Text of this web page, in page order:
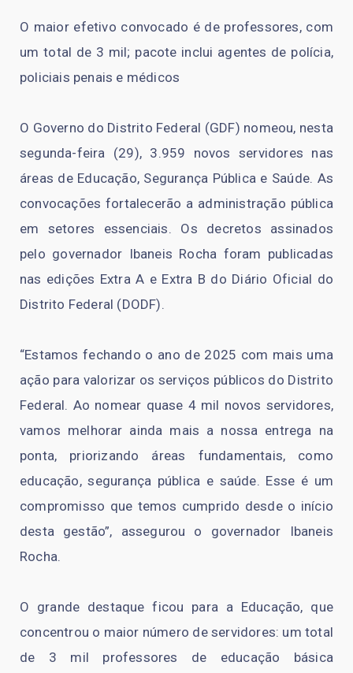
O maior efetivo convocado é de professores, com
um total de 3 mil; pacote inclui agentes de polícia,
policiais penais e médicos
O Governo do Distrito Federal (GDF) nomeou, nesta
segunda-feira (29), 3.959 novos servidores nas
áreas de Educação, Segurança Pública e Saúde. As
convocações fortalecerão a administração pública
em setores essenciais. Os decretos assinados
pelo governador Ibaneis Rocha foram publicadas
nas edições Extra A e Extra B do Diário Oficial do
Distrito Federal (DODF).
“Estamos fechando o ano de 2025 com mais uma
ação para valorizar os serviços públicos do Distrito
Federal. Ao nomear quase 4 mil novos servidores,
vamos melhorar ainda mais a nossa entrega na
ponta, priorizando áreas fundamentais, como
educação, segurança pública e saúde. Esse é um
compromisso que temos cumprido desde o início
desta gestão”, assegurou o governador Ibaneis
Rocha.
O grande destaque ficou para a Educação, que
concentrou o maior número de servidores: um total
de 3 mil professores de educação básica